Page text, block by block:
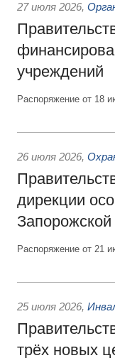
27 июля 2026,
учреждений
Распоряжение от 18
26 июля 2026,
дирекции
Запорожской
Распоряжение от 21
25 июля 2026,
трёх новых